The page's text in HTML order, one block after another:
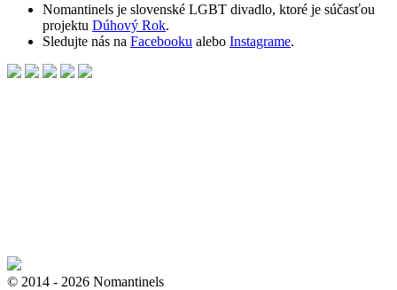
Nomantinels je slovenské LGBT divadlo, ktoré je súčasťou
projektu Dúhový Rok.
Sledujte nás na Facebooku alebo Instagrame.
© 2014 - 2026 Nomantinels